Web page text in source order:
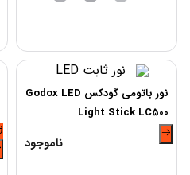
نور باتومی گودکس Godox LED
Light Stick LC500
ناموجود